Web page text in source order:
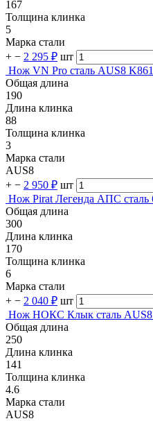
167
Толщина клинка
5
Марка стали
+ − 2 295 ₽ шт
Нож VN Pro сталь AUS8 K861
Общая длина
190
Длина клинка
88
Толщина клинка
3
Марка стали
AUS8
+ − 2 950 ₽ шт
Нож Pirat Легенда АПС сталь
Общая длина
300
Длина клинка
170
Толщина клинка
6
Марка стали
+ − 2 040 ₽ шт
Нож НОКС Клык сталь AUS8
Общая длина
250
Длина клинка
141
Толщина клинка
4.6
Марка стали
AUS8